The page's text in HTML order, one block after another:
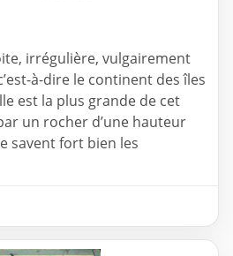
irrégulière, vulgairement
à-dire le continent des îles
est la plus grande de cet
un rocher d’une hauteur
savent fort bien les